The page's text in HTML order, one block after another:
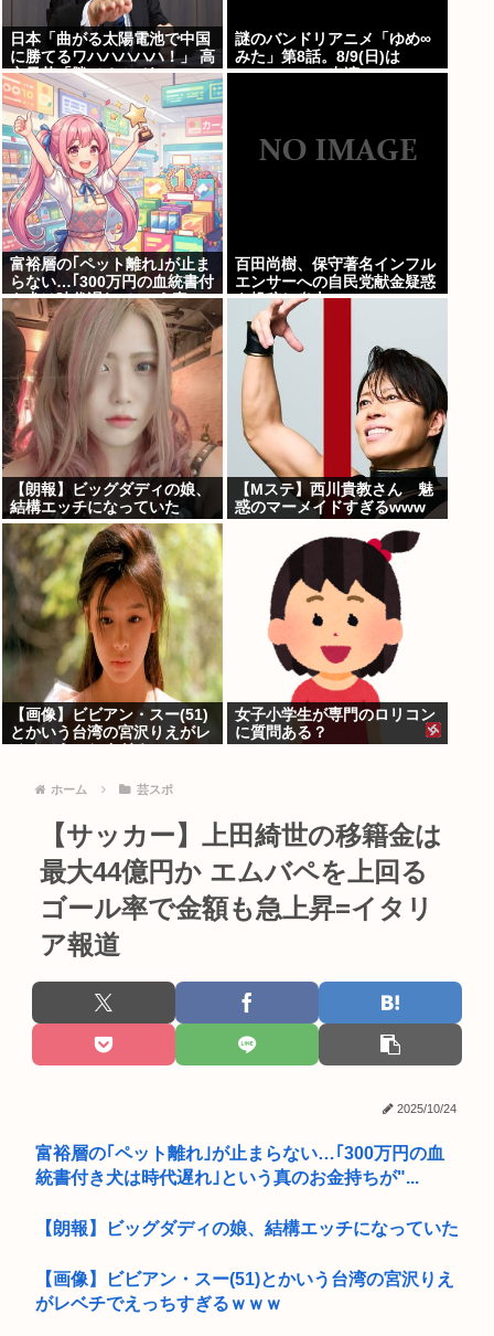
日本「曲がる太陽電池で中国
に勝てるワハハハハハ！」 高
市早苗「勝てる！ ガハハハハ
ハハ！」
謎のバンドリアニメ「ゆめ∞
みた」第8話。8/9(日)は
MyGO・RAS出演の
富裕層の｢ペット離れ｣が止ま
らない…｢300万円の血統書付
き犬は時代遅れ｣という真の
お金持ちが"向かった先"
百田尚樹、保守著名インフル
エンサーへの自民党献金疑惑
を投稿し炎上
【朗報】ビッグダディの娘、
結構エッチになっていた
【Mステ】西川貴教さん 魅
惑のマーメイドすぎるwww
【画像】ビビアン・スー(51)
とかいう台湾の宮沢りえがレ
女子小学生が専門のロリコン
に質問ある？
ホーム 芸スポ
【サッカー】上田綺世の移籍金は
最大44億円か エムバペを上回る
ゴール率で金額も急上昇=イタリ
ア報道
2025/10/24
富裕層の｢ペット離れ｣が止まらない…｢300万円の血
統書付き犬は時代遅れ｣という真のお金持ちが"...
【朗報】ビッグダディの娘、結構エッチになっていた
【画像】ビビアン・スー(51)とかいう台湾の宮沢りえ
がレベチでえっちすぎるｗｗｗ